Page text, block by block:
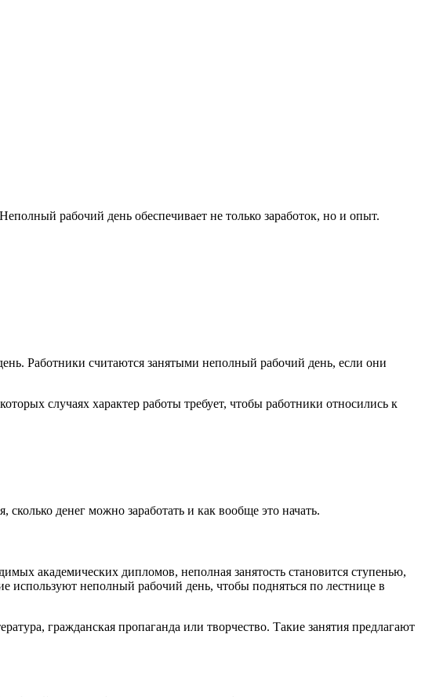
рабочий день обеспечивает не только заработок, но и опыт.
Работники считаются занятыми неполный рабочий день, если они
случаях характер работы требует, чтобы работники относились к
денег можно заработать и как вообще это начать.
академических дипломов, неполная занятость становится ступенью,
используют неполный рабочий день, чтобы подняться по лестнице в
гражданская пропаганда или творчество. Такие занятия предлагают